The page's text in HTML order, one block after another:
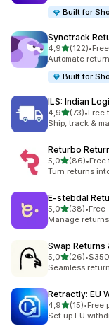
Built for
Synctrack
4,9na 5(122)
Łączna liczba
•
Automate
Built for
ILS: Indian
4,9na 5(73)
Łączna liczba
•Free
Ship, track &
Returbo
5,0na 5(86)
Łączna liczba
•
Turn returns
E‑stebdal
5,0na 5(38)
Łączna liczba
•Free
Manage
Swap Returns
5,0na 5(26)
Łączna liczba
•
Seamless
Retractly: EU
4,9na 5(15)
Łączna liczba
•Free
Set up EU